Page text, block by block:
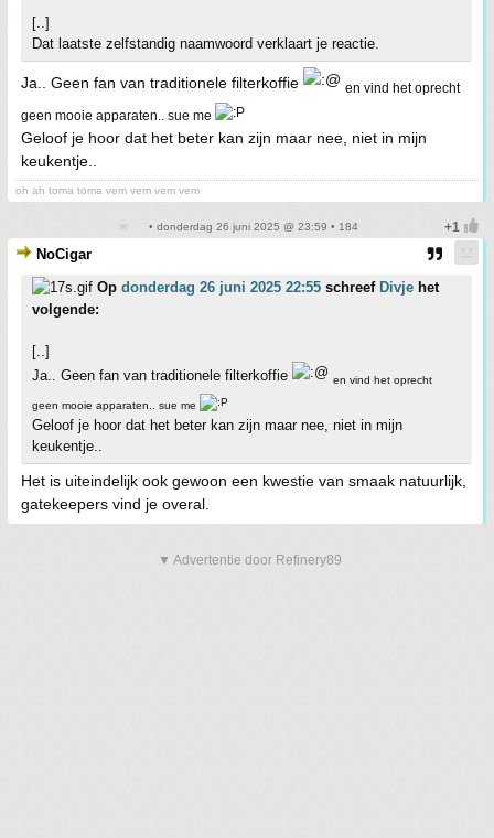
[..]
Dat laatste zelfstandig naamwoord verklaart je reactie.
Ja.. Geen fan van traditionele filterkoffie
en vind het oprecht
geen mooie apparaten.. sue me
Geloof je hoor dat het beter kan zijn maar nee, niet in mijn
keukentje..
oh ah toma toma vem vem vem vem
• donderdag 26 juni 2025 @ 23:59 • 184
NoCigar
Op donderdag 26 juni 2025 22:55 schreef Divje het
volgende:
[..]
Ja.. Geen fan van traditionele filterkoffie
en vind het oprecht
geen mooie apparaten.. sue me
Geloof je hoor dat het beter kan zijn maar nee, niet in mijn
keukentje..
Het is uiteindelijk ook gewoon een kwestie van smaak natuurlijk,
gatekeepers vind je overal.
▼ Advertentie door Refinery89